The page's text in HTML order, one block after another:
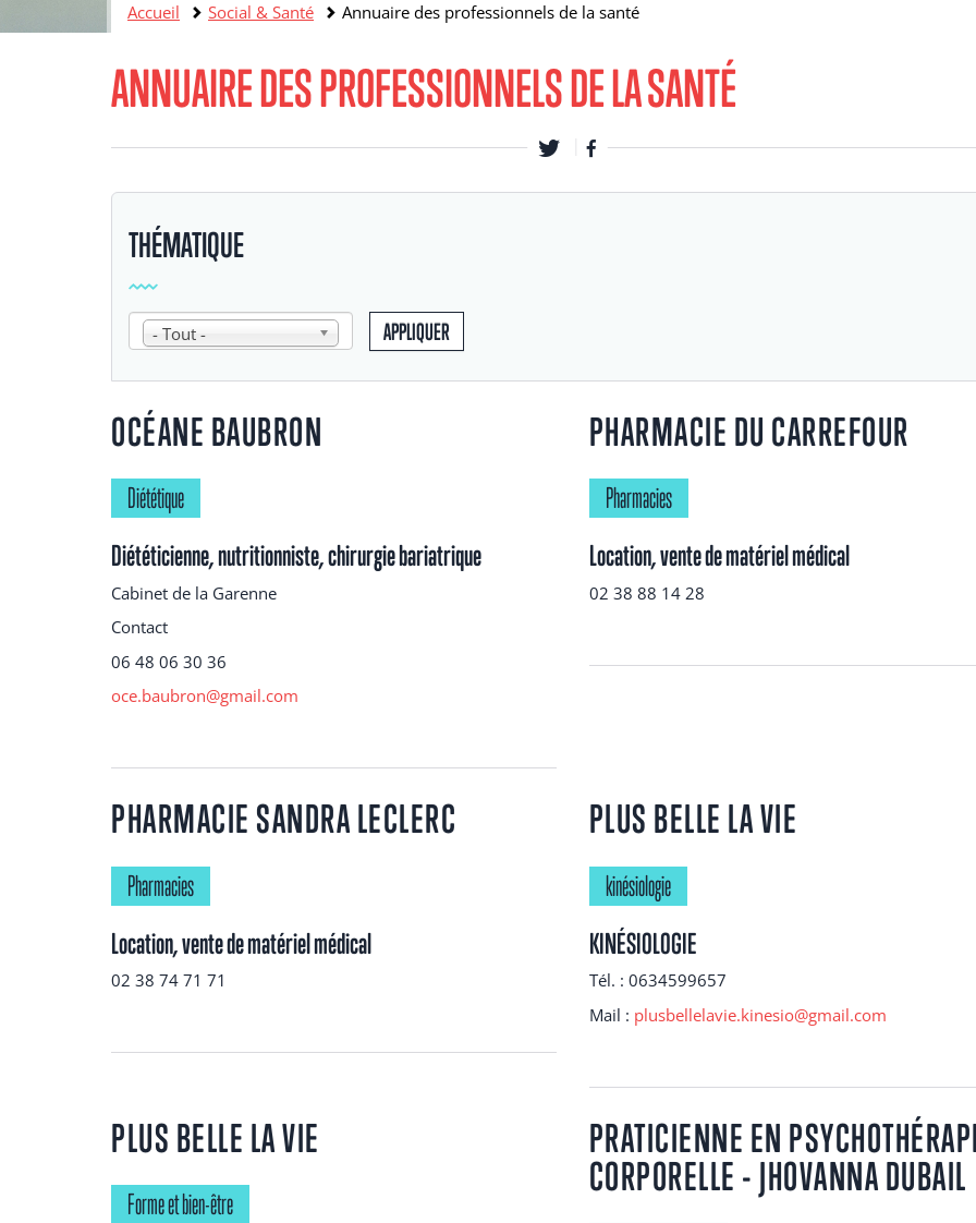
Accueil Social & Santé Annuaire des professionnels de la santé
ANNUAIRE DES PROFESSIONNELS DE LA SANTÉ
THÉMATIQUE
- Tout - APPLIQUER
OCÉANE BAUBRON
Diététique
Diététicienne, nutritionniste, chirurgie bariatrique
Cabinet de la Garenne
Contact
06 48 06 30 36
oce.baubron@gmail.com
PHARMACIE DU CARREFOUR
Pharmacies
Location, vente de matériel médical
02 38 88 14 28
PHARMACIE SANDRA LECLERC
Pharmacies
Location, vente de matériel médical
02 38 74 71 71
PLUS BELLE LA VIE
kinésiologie
KINÉSIOLOGIE
Tél. : 0634599657
Mail : plusbellelavie.kinesio@gmail.com
PLUS BELLE LA VIE
Forme et bien-être
PRATICIENNE EN
CORPORELLE - JHOVANNA DUBAIL